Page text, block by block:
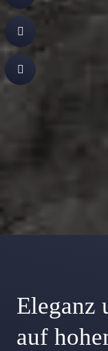
Eleganz
auf